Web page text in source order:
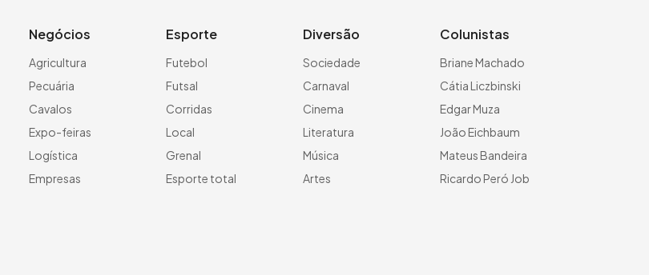
Negócios
Agricultura
Pecuária
Cavalos
Expo-feiras
Logística
Empresas
Esporte
Futebol
Futsal
Corridas
Local
Grenal
Esporte total
Diversão
Sociedade
Carnaval
Cinema
Literatura
Música
Artes
Colunistas
Briane Machado
Cátia Liczbinski
Edgar Muza
João Eichbaum
Mateus Bandeira
Ricardo Peró Job